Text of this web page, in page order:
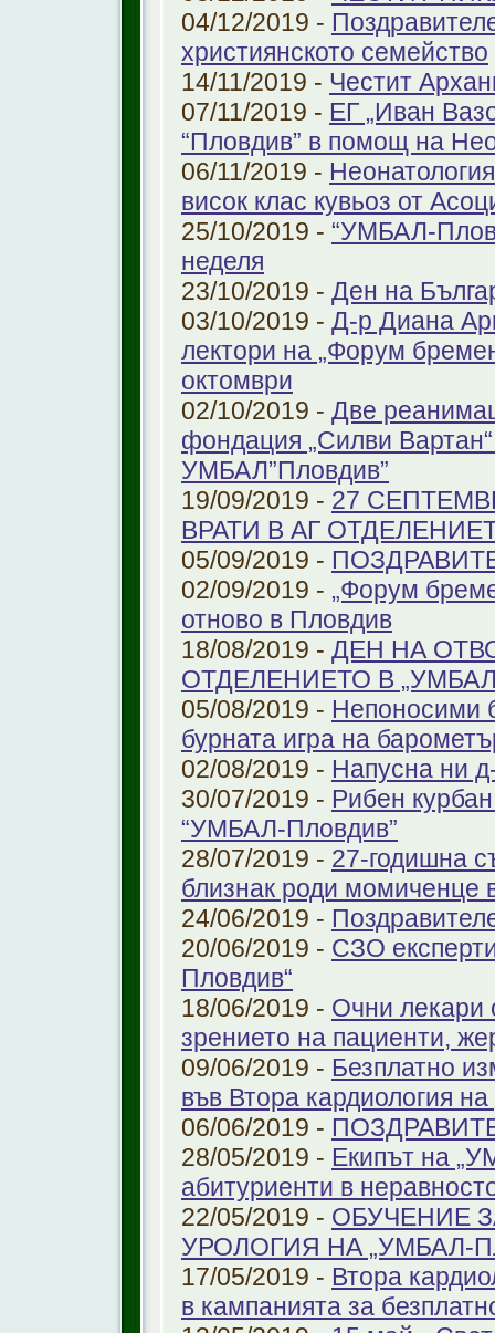
04/12/2019 -
християнското семейство
14/11/2019 - Честит
07/11/2019 - ЕГ „Иван
“Пловдив” в помощ на
06/11/2019 -
висок клас кувьоз от
25/10/2019 - “УМБАЛ-
неделя
23/10/2019 - Ден на
03/10/2019 - Д-р Диана
лектори на „Форум
октомври
02/10/2019 - Две
фондация „Силви
УМБАЛ”Пловдив”
19/09/2019 - 27
ВРАТИ В АГ
05/09/2019 -
02/09/2019 - „Форум
отново в Пловдив
18/08/2019 - ДЕН НА
ОТДЕЛЕНИЕТО В
05/08/2019 - Непоносими
бурната игра на
02/08/2019 - Напусна ни
30/07/2019 - Рибен
“УМБАЛ-Пловдив”
28/07/2019 - 27-годишна
близнак роди момиченце
24/06/2019 -
20/06/2019 - СЗО
Пловдив“
18/06/2019 - Очни лекари
зрението на пациенти,
09/06/2019 - Безплатно
във Втора кардиология
06/06/2019 -
28/05/2019 - Екипът на
абитуриенти в
22/05/2019 - ОБУЧЕНИЕ
УРОЛОГИЯ НА „УМБАЛ-
17/05/2019 - Втора
в кампанията за